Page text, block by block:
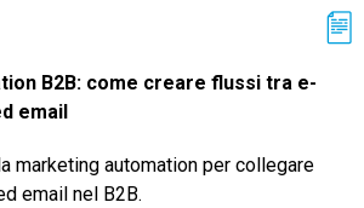
B2B: come creare flussi tra e-
email
marketing automation per collegare
email nel B2B.